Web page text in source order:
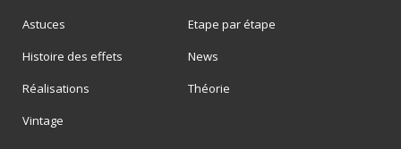
Astuces
Etape par étape
Histoire des effets
News
Réalisations
Théorie
Vintage